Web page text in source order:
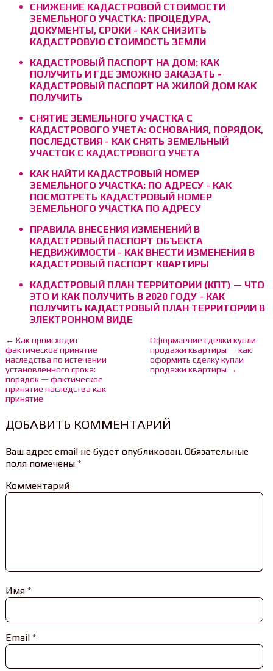
СНИЖЕНИЕ КАДАСТРОВОЙ СТОИМОСТИ
ЗЕМЕЛЬНОГО УЧАСТКА: ПРОЦЕДУРА,
ДОКУМЕНТЫ, СРОКИ - КАК СНИЗИТЬ
КАДАСТРОВУЮ СТОИМОСТЬ ЗЕМЛИ
КАДАСТРОВЫЙ ПАСПОРТ НА ДОМ: КАК
ПОЛУЧИТЬ И ГДЕ ЗМОЖНО ЗАКАЗАТЬ -
КАДАСТРОВЫЙ ПАСПОРТ НА ЖИЛОЙ ДОМ КАК
ПОЛУЧИТЬ
СНЯТИЕ ЗЕМЕЛЬНОГО УЧАСТКА С
КАДАСТРОВОГО УЧЕТА: ОСНОВАНИЯ, ПОРЯДОК,
ПОСЛЕДСТВИЯ - КАК СНЯТЬ ЗЕМЕЛЬНЫЙ
УЧАСТОК С КАДАСТРОВОГО УЧЕТА
КАК НАЙТИ КАДАСТРОВЫЙ НОМЕР
ЗЕМЕЛЬНОГО УЧАСТКА: ПО АДРЕСУ - КАК
ПОСМОТРЕТЬ КАДАСТРОВЫЙ НОМЕР
ЗЕМЕЛЬНОГО УЧАСТКА ПО АДРЕСУ
ПРАВИЛА ВНЕСЕНИЯ ИЗМЕНЕНИЙ В
КАДАСТРОВЫЙ ПАСПОРТ ОБЪЕКТА
НЕДВИЖИМОСТИ - КАК ВНЕСТИ ИЗМЕНЕНИЯ В
КАДАСТРОВЫЙ ПАСПОРТ КВАРТИРЫ
КАДАСТРОВЫЙ ПЛАН ТЕРРИТОРИИ (КПТ) — ЧТО
ЭТО И КАК ПОЛУЧИТЬ В 2020 ГОДУ - КАК
ПОЛУЧИТЬ КАДАСТРОВЫЙ ПЛАН ТЕРРИТОРИИ В
ЭЛЕКТРОННОМ ВИДЕ
← Как происходит
фактическое принятие
наследства по истечении
установленного срока:
порядок — фактическое
принятие наследства как
принятие
Оформление сделки купли
продажи квартиры — как
оформить сделку купли
продажи квартиры →
ДОБАВИТЬ КОММЕНТАРИЙ
Ваш адрес email не будет опубликован.Обязательные
поля помечены *
Комментарий
Имя *
Email *